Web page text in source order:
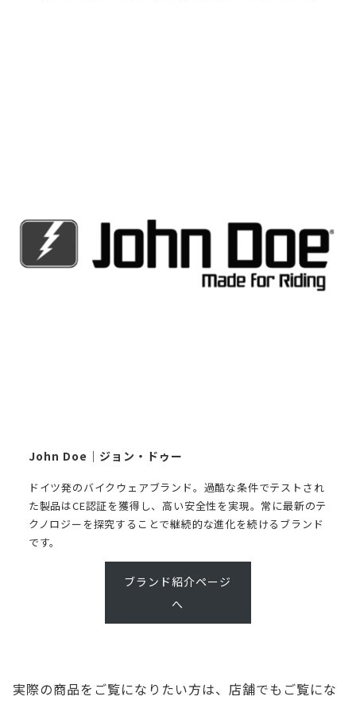
John Doe｜ジョン・ドゥー
ドイツ発のバイクウェアブランド。過酷な条件でテストされ
た製品はCE認証を獲得し、高い安全性を実現。常に最新のテ
クノロジーを探究することで継続的な進化を続けるブランド
です。
ブランド紹介ページ
へ
実際の商品をご覧になりたい方は、店舗でもご覧にな